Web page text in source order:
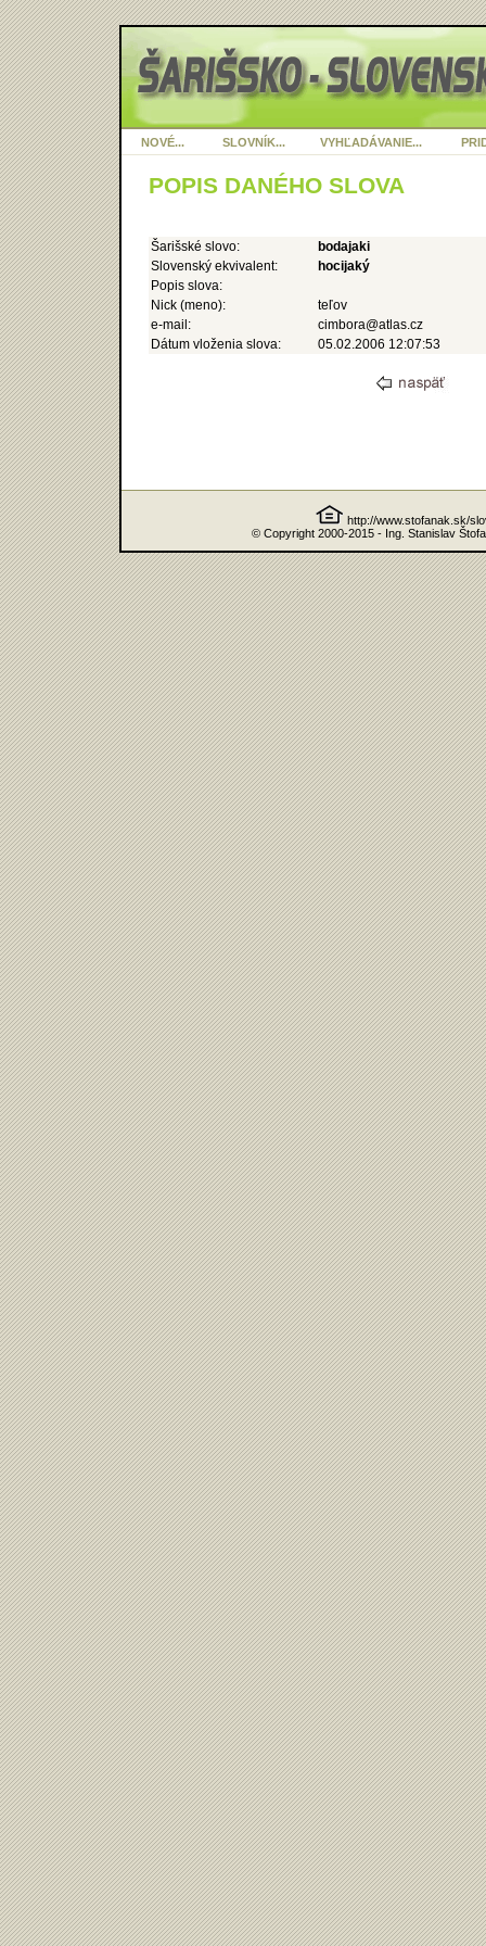
NOVÉ... SLOVNÍK... VYHĽADÁVANIE...
POPIS DANÉHO SLOVA
Šarišské slovo:
bodajaki
Slovenský ekvivalent:
hocijaký
Popis slova:
Nick (meno):
teľov
e-mail:
cimbora@atlas.cz
Dátum vloženia slova:
05.02.2006 12:07:53
http://www.stofanak.sk/
© Copyright 2000-2015 - Ing. Stanislav